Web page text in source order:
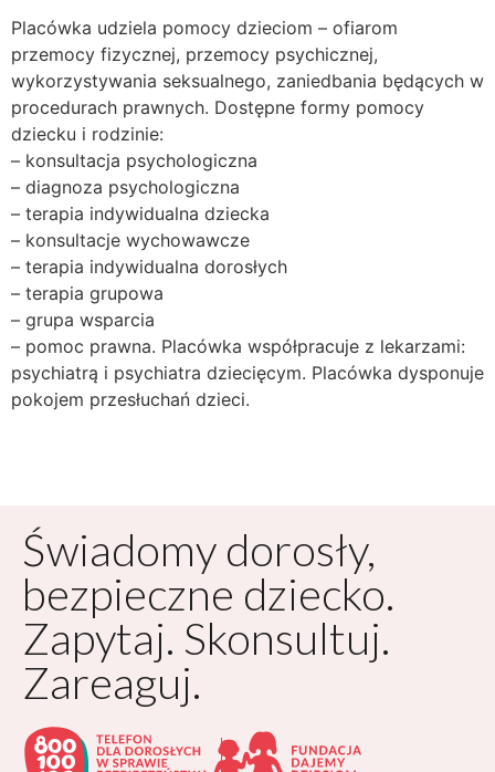
Placówka udziela pomocy dzieciom – ofiarom
przemocy fizycznej, przemocy psychicznej,
wykorzystywania seksualnego, zaniedbania będących w
procedurach prawnych. Dostępne formy pomocy
dziecku i rodzinie:
– konsultacja psychologiczna
– diagnoza psychologiczna
– terapia indywidualna dziecka
– konsultacje wychowawcze
– terapia indywidualna dorosłych
– terapia grupowa
– grupa wsparcia
– pomoc prawna. Placówka współpracuje z lekarzami:
psychiatrą i psychiatra dziecięcym. Placówka dysponuje
pokojem przesłuchań dzieci.
Świadomy dorosły,
bezpieczne dziecko.
Zapytaj. Skonsultuj.
Zareaguj.